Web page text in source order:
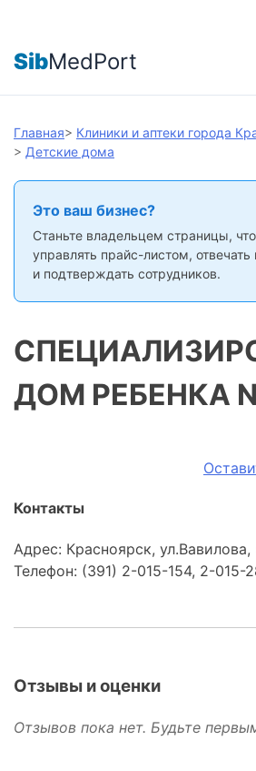
SibMedPort
Главная> Клиники и аптеки города
> Детские дома
Это ваш бизнес?
Станьте владельцем страницы,
управлять прайс-листом, отвечать
и подтверждать сотрудников.
ДОМ РЕБЕНКА
Контакты
Адрес: Красноярск, ул.Вавилова,
Телефон: (391) 2-015-154, 2-015-
Отзывы и оценки
Отзывов пока нет. Будьте